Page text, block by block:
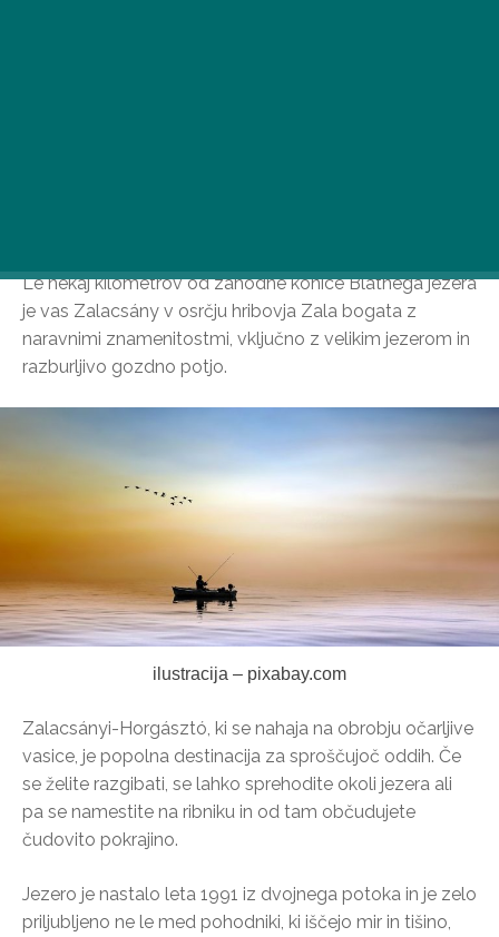
Le nekaj kilometrov od zahodne konice Blatnega jezera
je vas Zalacsány v osrčju hribovja Zala bogata z
naravnimi znamenitostmi, vključno z velikim jezerom in
razburljivo gozdno potjo.
ilustracija – pixabay.com
Zalacsányi-Horgásztó, ki se nahaja na obrobju očarljive
vasice, je popolna destinacija za sproščujoč oddih. Če
se želite razgibati, se lahko sprehodite okoli jezera ali
pa se namestite na ribniku in od tam občudujete
čudovito pokrajino.
Jezero je nastalo leta 1991 iz dvojnega potoka in je zelo
priljubljeno ne le med pohodniki, ki iščejo mir in tišino,